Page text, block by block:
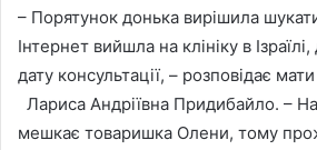
– Порятунок донька вирішила
Інтернет вийшла на клініку в
дату консультації, – розповідає
Лариса Андріївна Придибайло. – На
мешкає товаришка Олени, тому